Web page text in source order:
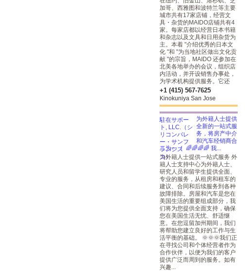
加哥、西雅图和波特兰等主要
城市共有17家店铺，经营文
具・杂货的MAIDO店铺共有4
家。每家店都以经营日本书籍
和杂志以及文具和日用杂货为
主。本着 "介绍优秀的日本文
化 "和 "为当地社区做出文化贡
献 "的宗旨，MAIDO 还参加在
北美各地举办的会议，组织店
内活动，并开设销售办事处，
为学术机构提供服务。它还
+1 (415) 567-7625
Kinokuniya San Jose
为外籍人士提供
全新的一站式服
务，将房产中介
和汽车经销商合
二为一 ！ 🌈🌈🌈🌈 我...
为外籍人士提供一站式服务 外
籍人士支持中心为外籍人士、
研究人员和留学生提供全面、
专业的服务，从租房和租车的
建议、合同和后续服务到各种
故障排除。房屋和汽车是您在
美国生活的重要组成部分，我
们将为您提供全面支持，确保
您在美国生活无忧、舒适惬
意。在您逗留加州期间，我们
将帮助您建立良好的工作与生
活平衡的基础。 🌞🌞🌞我们正
在寻找公司和个体经营者作为
合作伙伴，以便为我们的客户
提供广泛而周到的服务。如有
兴趣...